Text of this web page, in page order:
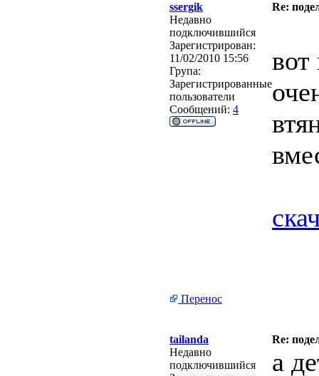
ssergik
Re:
Недавно
подключившийся
Зарегистрирован:
11/02/2010 15:56
Група:
Зарегистрированные
пользователи
Сообщений: 4
вот
Перенос
tailanda
Re:
Недавно
подключившийся
а